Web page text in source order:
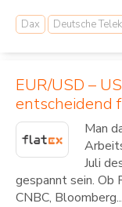
Dax Deutsche
EUR/USD –
entscheidend
Man
Juli
gespannt sein. Ob
CNBC, Bloomberg...